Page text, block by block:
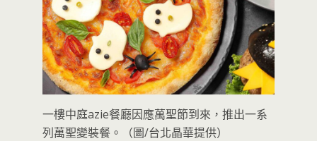
一樓中庭azie餐廳因應萬聖節到來，推出一系
列萬聖變裝餐。（圖/台北晶華提供）